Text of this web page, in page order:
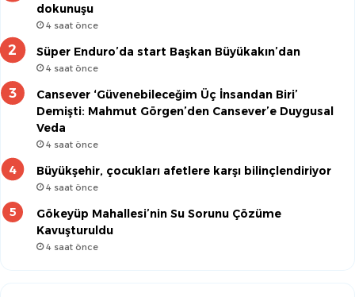
dokunuşu
4 saat önce
Süper Enduro’da start Başkan Büyükakın’dan
4 saat önce
Cansever ‘Güvenebileceğim Üç İnsandan Biri’
Demişti: Mahmut Görgen’den Cansever’e Duygusal
Veda
4 saat önce
Büyükşehir, çocukları afetlere karşı bilinçlendiriyor
4 saat önce
Gökeyüp Mahallesi’nin Su Sorunu Çözüme
Kavuşturuldu
4 saat önce